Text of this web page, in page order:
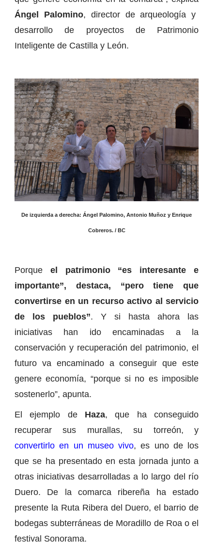
Ángel Palomino, director de arqueología y
desarrollo de proyectos de Patrimonio
Inteligente de Castilla y León.
De izquierda a derecha: Ángel Palomino, Antonio Muñoz y Enrique
Cobreros. / BC
Porque el patrimonio “es interesante e
importante”, destaca, “pero tiene que
convertirse en un recurso activo al servicio
de los pueblos”. Y si hasta ahora las
iniciativas han ido encaminadas a la
conservación y recuperación del patrimonio, el
futuro va encaminado a conseguir que este
genere economía, “porque si no es imposible
sostenerlo”, apunta.
El ejemplo de Haza, que ha conseguido
recuperar sus murallas, su torreón, y
convertirlo en un museo vivo, es uno de los
que se ha presentado en esta jornada junto a
otras iniciativas desarrolladas a lo largo del río
Duero. De la comarca ribereña ha estado
presente la Ruta Ribera del Duero, el barrio de
bodegas subterráneas de Moradillo de Roa o el
festival Sonorama.